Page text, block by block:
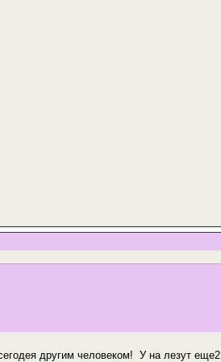
другим человеком! У на лезут еще2